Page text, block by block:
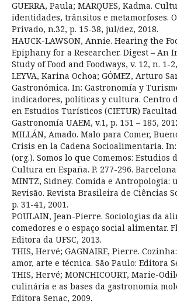
GUERRA, Paula; MARQUES, Kadma.
identidades, trânsitos e metamorfoses.
Privado, n.32, p. 15-38, jul/dez, 2018.
HAUCK-LAWSON, Annie. Hearing the
Epiphany for a Researcher. Digest –
Study of Food and Foodways, v. 12, n. 1-
LEYVA, Karina Ochoa; GÓMEZ, Arturo
Gastronómica. In: Gastronomía y
indicadores, políticas y cultura. Centro
en Estudios Turísticos (CIETUR)
Gastronomía UAEM, v.1, p. 151 – 185,
MILLÁN, Amado. Malo para Comer,
Crisis en la Cadena Socioalimentaria.
(org.). Somos lo que Comemos:
Cultura en España. P. 277-296.
MINTZ, Sidney. Comida e Antropologia:
Revisão. Revista Brasileira de Ciências
p. 31-41, 2001.
POULAIN, Jean-Pierre. Sociologias da
comedores e o espaço social alimentar.
Editora da UFSC, 2013.
THIS, Hervé; GAGNAIRE, Pierre.
amor, arte e técnica. São Paulo: Editora
THIS, Hervé; MONCHICOURT, Marie-
culinária e as bases da gastronomia
Editora Senac, 2009.